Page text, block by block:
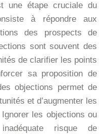
une étape cruciale du
à répondre aux
des prospects de
sont souvent des
de clarifier les points
sa proposition de
objections permet de
et d’augmenter les
les objections ou
risque de